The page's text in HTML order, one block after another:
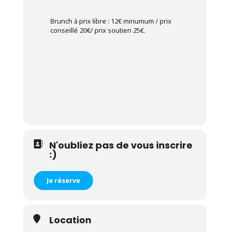
Brunch à prix libre : 12€ minumum / prix
conseillé 20€/ prix soutien 25€.
N'oubliez pas de vous inscrire
:)
Je réserve
Location